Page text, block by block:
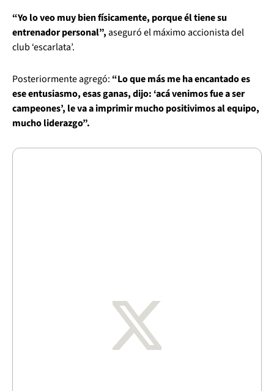
“Yo lo veo muy bien físicamente, porque él tiene su
entrenador personal”,aseguró el máximo accionista del
club ‘escarlata’.
Posteriormente agregó: “Lo que más me ha encantado es
ese entusiasmo, esas ganas, dijo: ‘acá venimos fue a ser
campeones’, le va a imprimir mucho positivimos al equipo,
mucho liderazgo”.